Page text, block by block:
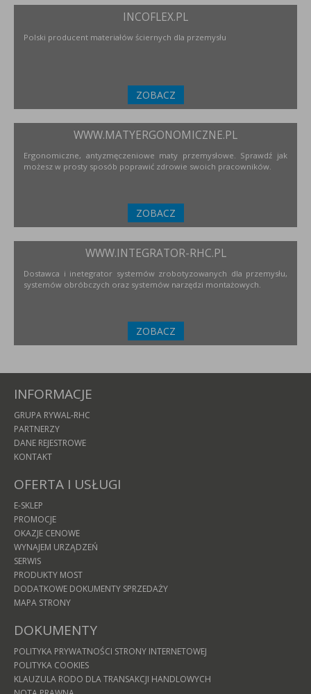
INCOFLEX.PL
Polski producent materiałów ściernych dla przemysłu
ZOBACZ
WWW.MATYERGONOMICZNE.PL
Ergonomiczne, antyzmęczeniowe maty przemysłowe. Sprawdź jak
możesz w prosty sposób poprawić zdrowie swoich pracowników.
ZOBACZ
WWW.INTEGRATOR-RHC.PL
Dostawca i inetegrator systemów zrobotyzowanych dla przemysłu,
systemów obróbczych oraz systemów narzędzi montażowych.
ZOBACZ
INFORMACJE
GRUPA RYWAL-RHC
PARTNERZY
DANE REJESTROWE
KONTAKT
OFERTA I USŁUGI
E-SKLEP
PROMOCJE
OKAZJE CENOWE
WYNAJEM URZĄDZEŃ
SERWIS
PRODUKTY MOST
DODATKOWE DOKUMENTY SPRZEDAŻY
MAPA STRONY
DOKUMENTY
POLITYKA PRYWATNOŚCI STRONY INTERNETOWEJ
POLITYKA COOKIES
KLAUZULA RODO DLA TRANSAKCJI HANDLOWYCH